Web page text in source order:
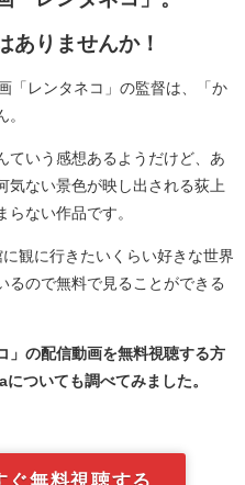
ありませんか！
「レンタネコ」の監督は、「か
。
ていう感想あるようだけど、あ
気ない景色が映し出される荻上
らない作品です。
観に行きたいくらい好きな世界
るので無料で見ることができる
」の配信動画を無料視聴する方
ついても調べてみました。
ぐ無料視聴する